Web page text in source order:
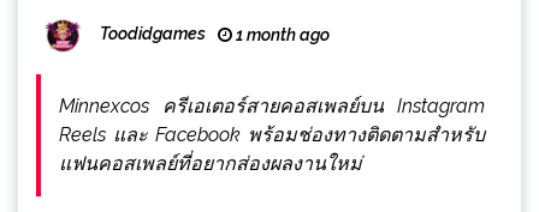
Toodidgames 1 month ago
Minnexcos ครีเอเตอร์สายคอสเพลย์บน Instagram
Reels และ Facebook พร้อมช่องทางติดตามสำหรับ
แฟนคอสเพลย์ที่อยากส่องผลงานใหม่